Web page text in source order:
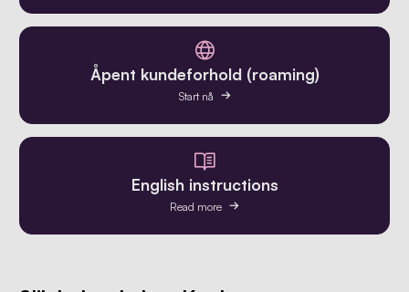
Åpent kundeforhold (roaming)
Start nå
English instructions
Read more